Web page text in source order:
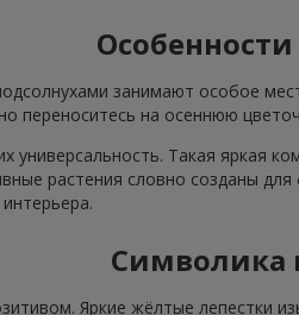
занимают особое
переноситесь на осеннюю
универсальность. Такая яркая
растения словно созданы
Символика
Яркие жёлтые лепестки